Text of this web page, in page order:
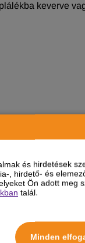
és hirdetések
, hirdető- és
Ön adott meg
talál.
Minden
keverve